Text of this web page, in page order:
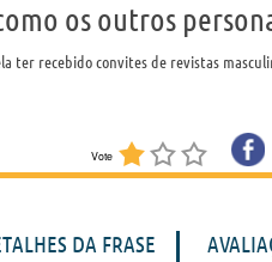
os outros
ter recebido convites de revistas
Vote
DA FRASE